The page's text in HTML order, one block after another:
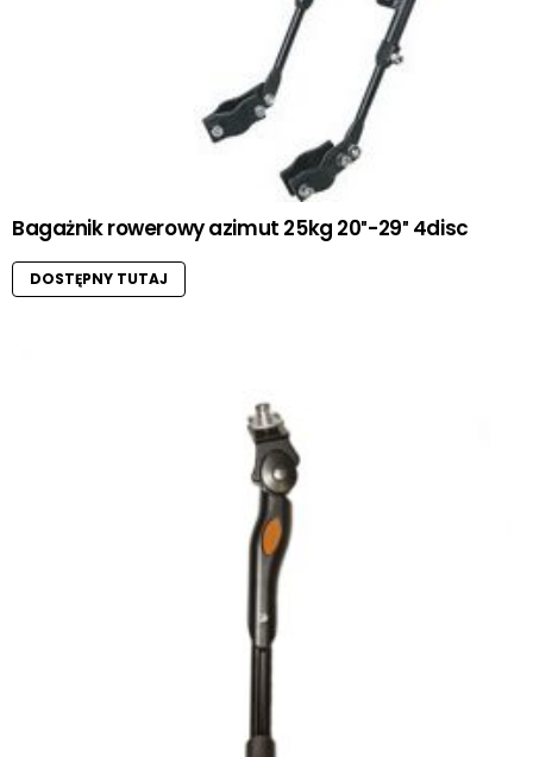
Bagażnik rowerowy azimut 25kg 20″-29″ 4disc
DOSTĘPNY TUTAJ